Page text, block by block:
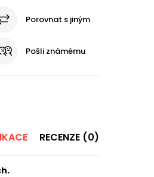
Porovnat s jiným
Pošli známému
RECENZE (0)